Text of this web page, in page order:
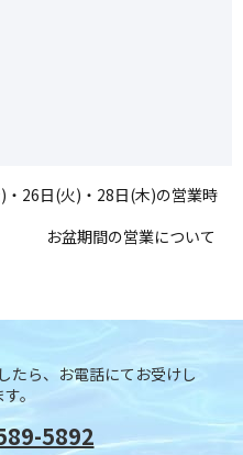
26日(火)・28日(木)の営業時
お盆期間の営業について
たら、お電話にてお受けし
。
5892